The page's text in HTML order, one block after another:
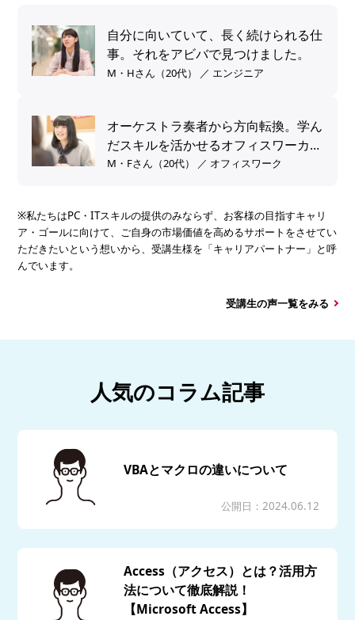
自分に向いていて、長く続けられる仕
事。それをアビバで見つけました。
M・Hさん（20代） ／ エンジニア
オーケストラ奏者から方向転換。学ん
だスキルを活かせるオフィスワーカー
へ。
M・Fさん（20代） ／ オフィスワーク
※私たちはPC・ITスキルの提供のみならず、お客様の目指すキャリ
ア・ゴールに向けて、ご自身の市場価値を高めるサポートをさせてい
ただきたいという想いから、受講生様を「キャリアパートナー」と呼
んでいます。
受講生の声一覧をみる
人気のコラム記事
VBAとマクロの違いについて
公開日：2024.06.12
Access（アクセス）とは？活用方
法について徹底解説！
【Microsoft Access】